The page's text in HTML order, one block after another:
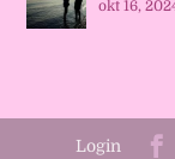
okt 16,
Login